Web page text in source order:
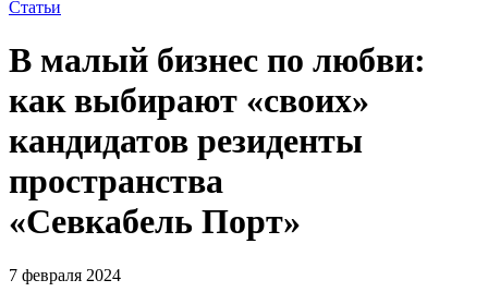
Статьи
В малый бизнес по любви:
как выбирают «своих»
кандидатов резиденты
пространства
«Севкабель Порт»
7 февраля 2024